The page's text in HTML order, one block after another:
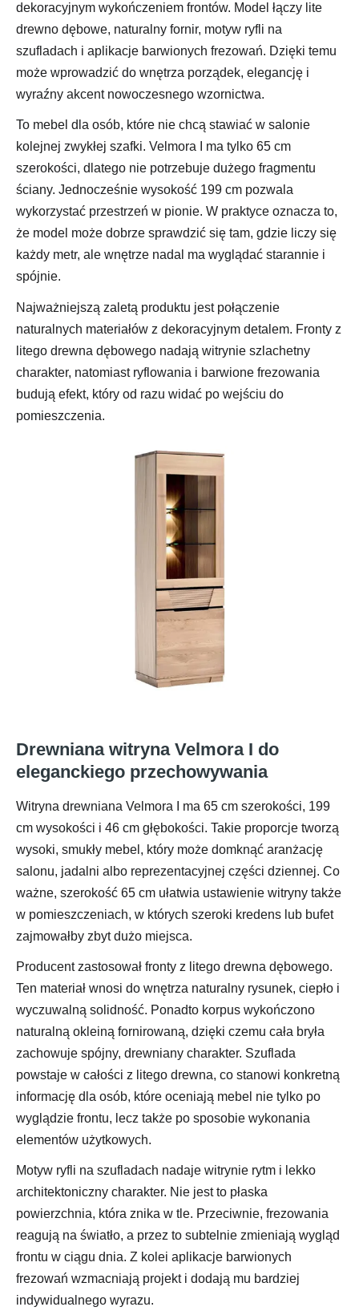
dekoracyjnym wykończeniem frontów. Model łączy lite
drewno dębowe, naturalny fornir, motyw ryfli na
szufladach i aplikacje barwionych frezowań. Dzięki temu
może wprowadzić do wnętrza porządek, elegancję i
wyraźny akcent nowoczesnego wzornictwa.
To mebel dla osób, które nie chcą stawiać w salonie
kolejnej zwykłej szafki. Velmora I ma tylko 65 cm
szerokości, dlatego nie potrzebuje dużego fragmentu
ściany. Jednocześnie wysokość 199 cm pozwala
wykorzystać przestrzeń w pionie. W praktyce oznacza to,
że model może dobrze sprawdzić się tam, gdzie liczy się
każdy metr, ale wnętrze nadal ma wyglądać starannie i
spójnie.
Najważniejszą zaletą produktu jest połączenie
naturalnych materiałów z dekoracyjnym detalem. Fronty z
litego drewna dębowego nadają witrynie szlachetny
charakter, natomiast ryflowania i barwione frezowania
budują efekt, który od razu widać po wejściu do
pomieszczenia.
Drewniana witryna Velmora I do
eleganckiego przechowywania
Witryna drewniana Velmora I ma 65 cm szerokości, 199
cm wysokości i 46 cm głębokości. Takie proporcje tworzą
wysoki, smukły mebel, który może domknąć aranżację
salonu, jadalni albo reprezentacyjnej części dziennej. Co
ważne, szerokość 65 cm ułatwia ustawienie witryny także
w pomieszczeniach, w których szeroki kredens lub bufet
zajmowałby zbyt dużo miejsca.
Producent zastosował fronty z litego drewna dębowego.
Ten materiał wnosi do wnętrza naturalny rysunek, ciepło i
wyczuwalną solidność. Ponadto korpus wykończono
naturalną okleiną fornirowaną, dzięki czemu cała bryła
zachowuje spójny, drewniany charakter. Szuflada
powstaje w całości z litego drewna, co stanowi konkretną
informację dla osób, które oceniają mebel nie tylko po
wyglądzie frontu, lecz także po sposobie wykonania
elementów użytkowych.
Motyw ryfli na szufladach nadaje witrynie rytm i lekko
architektoniczny charakter. Nie jest to płaska
powierzchnia, która znika w tle. Przeciwnie, frezowania
reagują na światło, a przez to subtelnie zmieniają wygląd
frontu w ciągu dnia. Z kolei aplikacje barwionych
frezowań wzmacniają projekt i dodają mu bardziej
indywidualnego wyrazu.